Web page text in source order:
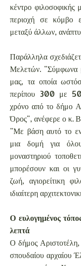
κέντρο φιλοσοφικής
περιοχή σε κόμβο
μεταξύ άλλων,
Παράλληλα
Μελετών. "Σύμφωνα
μας, τα οποία
περίπου 300 με 500
χρόνο από το δήμο
Όρος", ανέφερε ο κ.
"Με βάση αυτό το
μια δομή για
μοναστηριού
μπορέσουν και οι
ζωή, αγιορείτικη
ιδιαίτερη
Ο ευλογημένος
λεπτά
Ο δήμος Αριστοτέλη,
σπουδαίου αρχαίου